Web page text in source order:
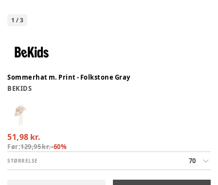
1 /3
Sommerhat m. Print - Folkstone Gray
BEKIDS
51,98 kr.
Før:129,95 kr.-60%
STØRRELSE 70